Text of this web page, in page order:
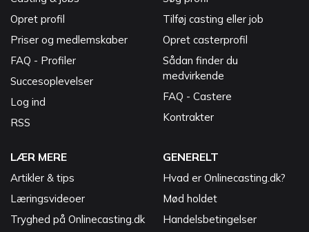
Opret profil
Priser og medlemskaber
FAQ - Profiler
Succesoplevelser
Log ind
RSS
Tilføj casting eller job
Opret casterprofil
Sådan finder du
medvirkende
FAQ - Castere
Kontrakter
LÆR MERE
Artikler & tips
Læringsvideoer
Tryghed på Onlinecasting.dk
GENERELT
Hvad er Onlinecasting.dk?
Mød holdet
Handelsbetingelser